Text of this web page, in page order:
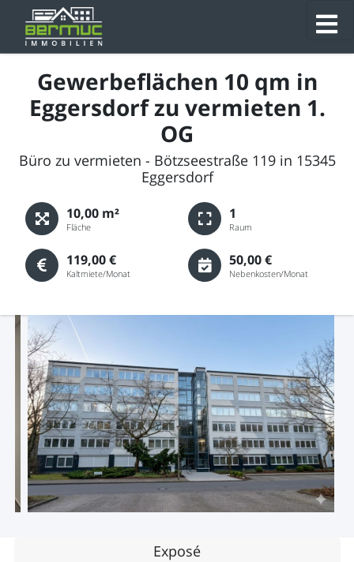
Gewerbeflächen 10 qm in
Eggersdorf zu vermieten 1.
OG
Büro zu vermieten - Bötzseestraße 119 in 15345
Eggersdorf
10,00 m²
Fläche
1
Raum
119,00 €
Kaltmiete/Monat
50,00 €
Nebenkosten/Monat
Exposé